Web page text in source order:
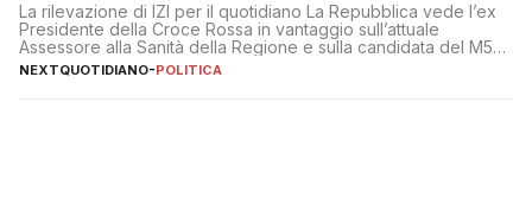
La rilevazione di IZI per il quotidiano La Repubblica vede l’ex
Presidente della Croce Rossa in vantaggio sull’attuale
Assessore alla Sanità della Regione e sulla candidata del M5S
Donatella Bianchi
NEXTQUOTIDIANO-POLITICA